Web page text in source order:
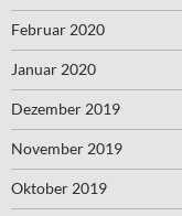
Februar 2020
Januar 2020
Dezember 2019
November 2019
Oktober 2019